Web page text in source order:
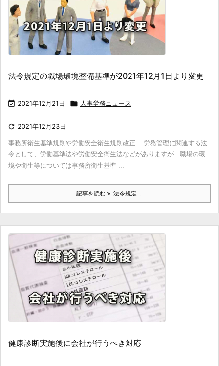
法令規定の職場環境整備基準が2021年12月1日より変更
 2021年12月21日  人事労務ニュース
 2021年12月23日
事務所衛生基準規則や労働安全衛生規則改正 労務管理に関連する法
令として、労働基準法や労働安全衛生法などがありますが、職場の環
境や衛生等については事務所衛生基準 ...
記事を読む 法令規定 ...
健康診断実施後に会社が行うべき対応